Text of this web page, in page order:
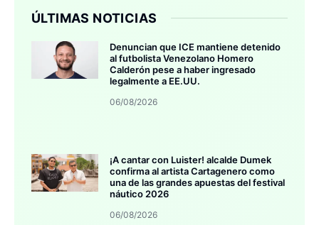
ÚLTIMAS NOTICIAS
Denuncian que ICE mantiene detenido
al futbolista Venezolano Homero
Calderón pese a haber ingresado
legalmente a EE.UU.
06/08/2026
¡A cantar con Luister! alcalde Dumek
confirma al artista Cartagenero como
una de las grandes apuestas del festival
náutico 2026
06/08/2026